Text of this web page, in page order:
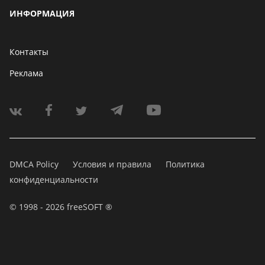
ИНФОРМАЦИЯ
Контакты
Реклама
DMCA Policy Условия и правила
Политика
конфиденциальности
© 1998 - 2026 freeSOFT ®